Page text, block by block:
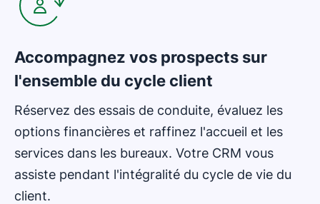
Accompagnez vos prospects sur
l'ensemble du cycle client
Réservez des essais de conduite, évaluez les
options financières et raffinez l'accueil et les
services dans les bureaux. Votre CRM vous
assiste pendant l'intégralité du cycle de vie du
client.